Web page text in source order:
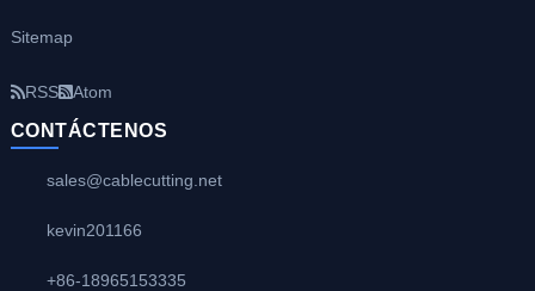
Sitemap
RSS Atom
CONTÁCTENOS
sales@cablecutting.net
kevin201166
+86-18965153335